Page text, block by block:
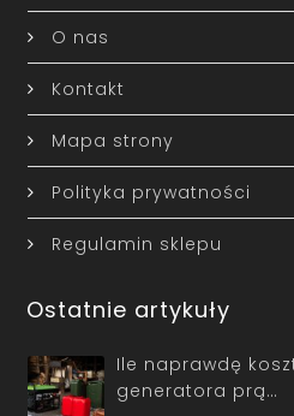
O nas
Kontakt
Mapa strony
Polityka prywatności
Regulamin sklepu
Ostatnie artykuły
Ile naprawdę
generatora prą…